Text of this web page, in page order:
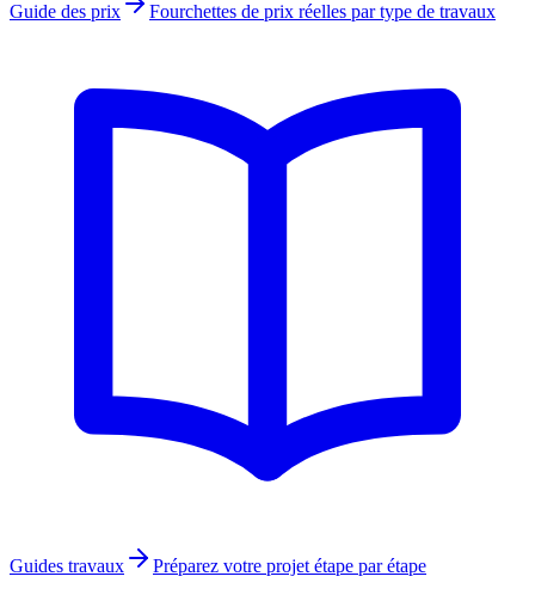
Guide des prix Fourchettes de prix réelles par type de travaux
Guides travaux Préparez votre projet étape par étape